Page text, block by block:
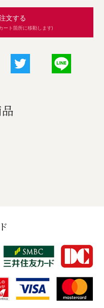
文する
ート箇所に移動します)